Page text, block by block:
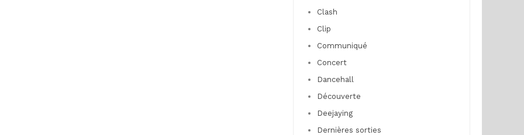
Clash
Clip
Communiqué
Concert
Dancehall
Découverte
Deejaying
Dernières sorties